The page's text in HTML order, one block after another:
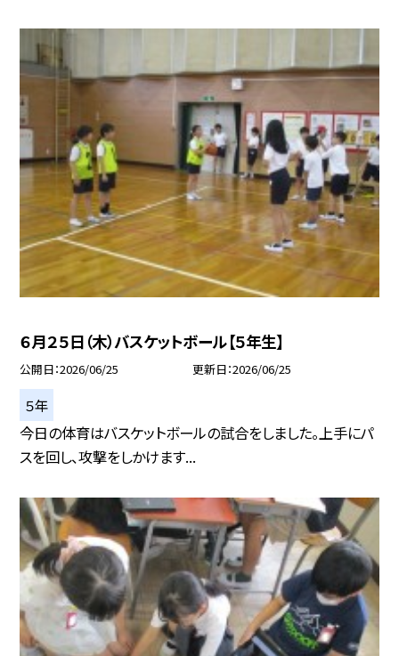
６月２５日（木）バスケットボール【５年生】
公開日 2026/06/25 更新日 2026/06/25
５年
今日の体育はバスケットボールの試合をしました。上手にパ
スを回し、攻撃をしかけます...